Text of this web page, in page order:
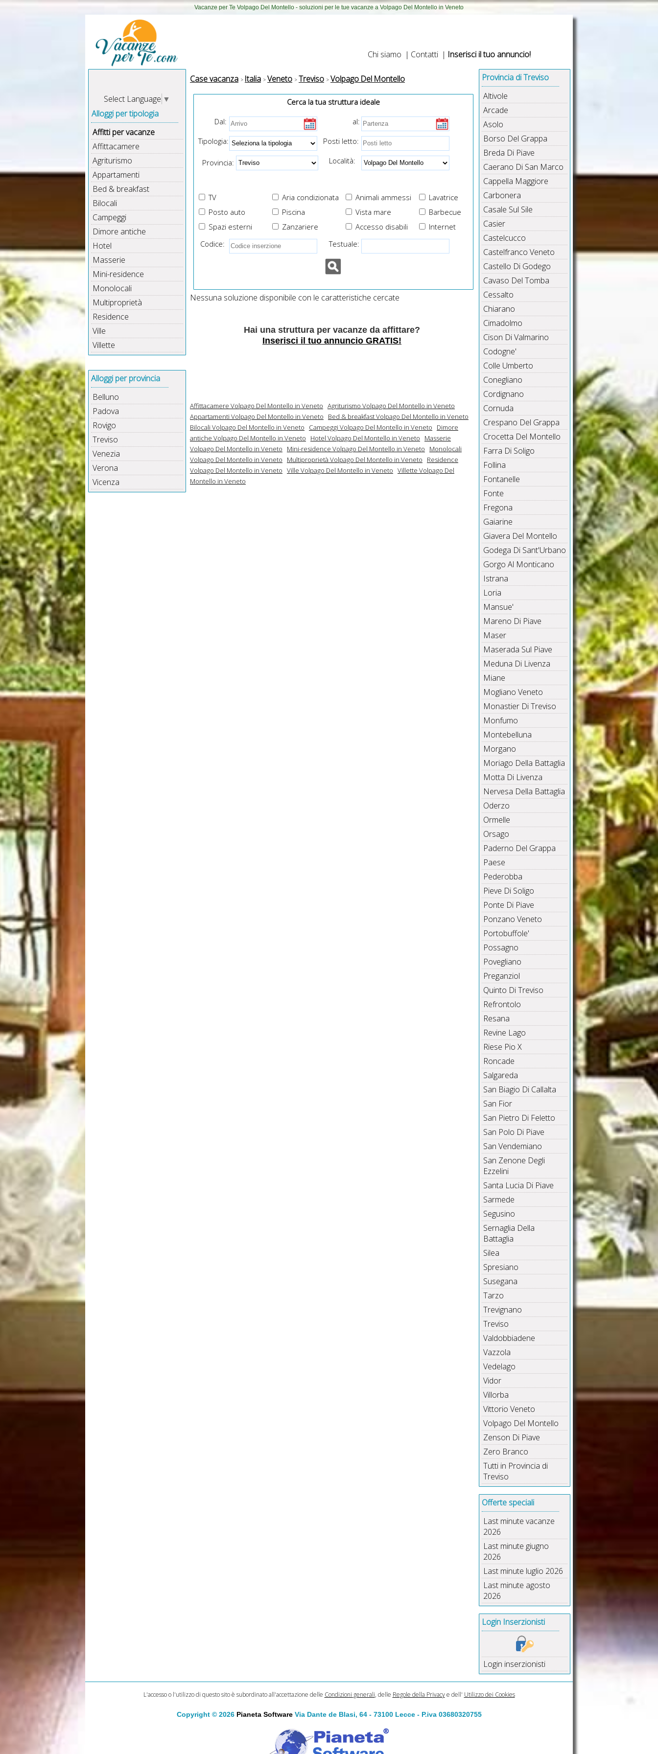
Vacanze per Te Volpago Del Montello - soluzioni per le tue vacanze a Volpago Del Montello in Veneto
Chi siamo | Contatti | Inserisci il tuo annuncio!
Select Language ▼
Alloggi per tipologia
Affitti per vacanze
Affittacamere
Agriturismo
Appartamenti
Bed & breakfast
Bilocali
Campeggi
Dimore antiche
Hotel
Masserie
Mini-residence
Monolocali
Multiproprietà
Residence
Ville
Villette
Alloggi per provincia
Belluno
Padova
Rovigo
Treviso
Venezia
Verona
Vicenza
Case vacanza Italia Veneto Treviso Volpago Del Montello
Cerca la tua struttura ideale
Dal:
al:
Tipologia:
Posti letto:
Provincia: Località:
TV Aria condizionata Animali ammessi
Lavatrice
Posto auto
Piscina Vista mare
Barbecue
Spazi esterni
Zanzariere Internet
Accesso disabili
Codice:
Testuale:
Nessuna soluzione disponibile con le caratteristiche cercate
Hai una struttura per vacanze da affittare?
Inserisci il tuo annuncio GRATIS!
Affittacamere Volpago Del Montello in Veneto Agriturismo Volpago Del Montello in Veneto
Appartamenti Volpago Del Montello in Veneto
Bed & breakfast Volpago Del Montello in Veneto
Bilocali Volpago Del Montello in Veneto
Campeggi Volpago Del Montello in Veneto
Dimore
antiche Volpago Del Montello in Veneto
Hotel Volpago Del Montello in Veneto
Masserie
Volpago Del Montello in Veneto
Mini-residence Volpago Del Montello in Veneto
Monolocali
Volpago Del Montello in Veneto
Multiproprietà Volpago Del Montello in Veneto
Residence
Volpago Del Montello in Veneto Ville Volpago Del Montello in Veneto Villette Volpago Del
Montello in Veneto
Provincia di Treviso
Altivole
Arcade
Asolo
Borso Del Grappa
Breda Di Piave
Caerano Di San Marco
Cappella Maggiore
Carbonera
Casale Sul Sile
Casier
Castelcucco
Castelfranco Veneto
Castello Di Godego
Cavaso Del Tomba
Cessalto
Chiarano
Cimadolmo
Cison Di Valmarino
Codogne'
Colle Umberto
Conegliano
Cordignano
Cornuda
Crespano Del Grappa
Crocetta Del Montello
Farra Di Soligo
Follina
Fontanelle
Fonte
Fregona
Gaiarine
Giavera Del Montello
Godega Di Sant'Urbano
Gorgo Al Monticano
Istrana
Loria
Mansue'
Mareno Di Piave
Maser
Maserada Sul Piave
Meduna Di Livenza
Miane
Mogliano Veneto
Monastier Di Treviso
Monfumo
Montebelluna
Morgano
Moriago Della Battaglia
Motta Di Livenza
Nervesa Della Battaglia
Oderzo
Ormelle
Orsago
Paderno Del Grappa
Paese
Pederobba
Pieve Di Soligo
Ponte Di Piave
Ponzano Veneto
Portobuffole'
Possagno
Povegliano
Preganziol
Quinto Di Treviso
Refrontolo
Resana
Revine Lago
Riese Pio X
Roncade
Salgareda
San Biagio Di Callalta
San Fior
San Pietro Di Feletto
San Polo Di Piave
San Vendemiano
San Zenone Degli
Ezzelini
Santa Lucia Di Piave
Sarmede
Segusino
Sernaglia Della
Battaglia
Silea
Spresiano
Susegana
Tarzo
Trevignano
Treviso
Valdobbiadene
Vazzola
Vedelago
Vidor
Villorba
Vittorio Veneto
Volpago Del Montello
Zenson Di Piave
Zero Branco
Tutti in Provincia di
Treviso
Offerte speciali
Last minute vacanze
2026
Last minute giugno
2026
Last minute luglio 2026
Last minute agosto
2026
Login Inserzionisti
Login inserzionisti
L'accesso o l'utilizzo di questo sito è subordinato all'accettazione delle Condizioni generali, delle Regole della Privacye dell' Utilizzo dei Cookies
Copyright © 2026 Pianeta SoftwareVia Dante de Blasi, 64 - 73100 Lecce - P.iva 03680320755